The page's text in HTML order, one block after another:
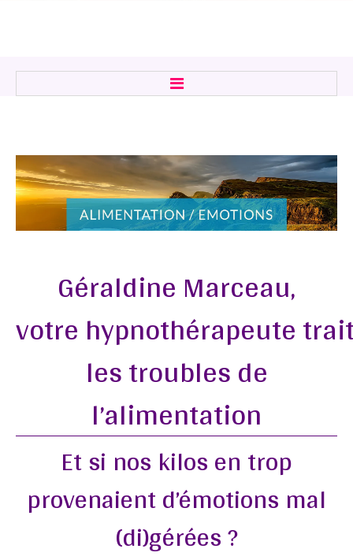
Relation d'aide
Alimentation/Emotions
Formation Hypnose Arrêt Tabac
GéraldineMarceau,
votre hypnothérapeute
lestroublesde
l’alimentation
Etsi nos kilosentrop
provenaientd’émotions mal
(di)gérées?